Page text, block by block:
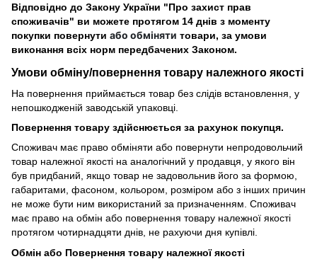
Відповідно до Закону України "Про захист прав
споживачів" ви можете протягом 14 днів з моменту
покупки повернути або обміняти товари, за умови
виконання всіх норм передбачених Законом.
Умови обміну/повернення товару належного якості
На повернення приймається товар без слідів встановлення, у
непошкодженій заводській упаковці.
Повернення товару здійснюється за рахунок покупця.
Споживач має право обміняти або повернути непродовольчий
товар належної якості на аналогічний у продавця, у якого він
був придбаний, якщо товар не задовольнив його за формою,
габаритами, фасоном, кольором, розміром або з інших причин
не може бути ним використаний за призначенням. Споживач
має право на обмін або повернення товару належної якості
протягом чотирнадцяти днів, не рахуючи дня купівлі.
Обмін або Повернення товару належної якості